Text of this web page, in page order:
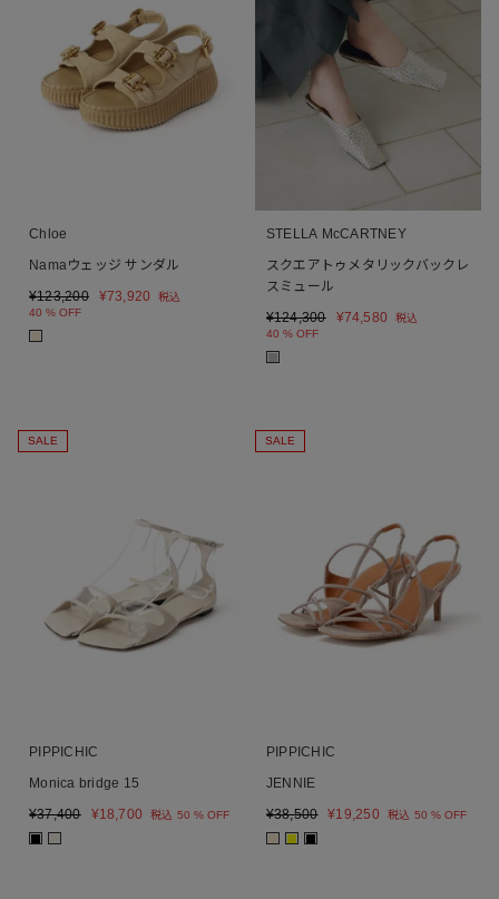
Chloe
Namaウェッジ サンダル
¥123,200 ¥73,920
税込
40 % OFF
STELLA McCARTNEY
スクエアトゥメタリックバックレ
スミュール
¥124,300 ¥74,580
税込
40 % OFF
■
SALE
PIPPICHIC
Monica bridge 15
¥37,400 ¥18,700 税込 50 % OFF
■
SALE
PIPPICHIC
JENNIE
¥38,500 ¥19,250 税込 50 % OFF
■ ■